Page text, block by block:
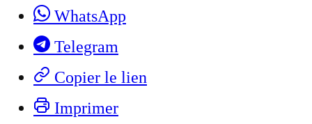
WhatsApp
Telegram
Copier le lien
Imprimer